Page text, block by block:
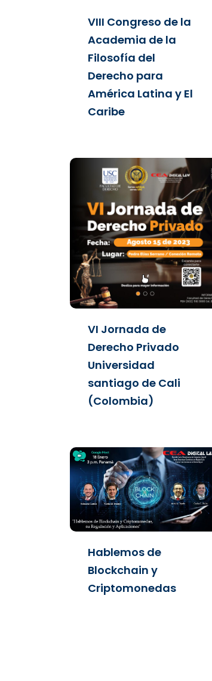
VIII Congreso de la
Academia de la
Filosofía del
Derecho para
América Latina y El
Caribe
VI Jornada de
Derecho Privado
Universidad
santiago de Cali
(Colombia)
Hablemos de
Blockchain y
Criptomonedas